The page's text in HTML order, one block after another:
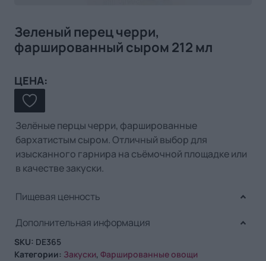
Зеленый перец черри,
фаршированный сыром 212 мл
ЦЕНА:
Зелёные перцы черри, фаршированные
бархатистым сыром. Отличный выбор для
изысканного гарнира на съёмочной площадке или
в качестве закуски.
Пищевая ценность
Дополнительная информация
SKU: DE365
Категории: Закуски, Фаршированные овощи